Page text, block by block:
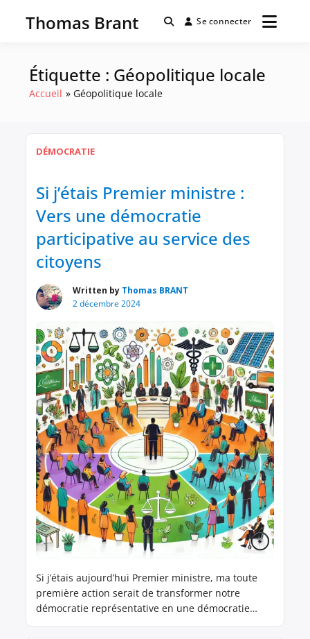
Thomas Brant Se connecter
Étiquette : Géopolitique locale
Accueil Géopolitique locale
DÉMOCRATIE
Si j’étais Premier ministre :
Vers une démocratie
participative au service des
citoyens
Written by Thomas BRANT
2 décembre 2024
Si j’étais aujourd’hui Premier ministre, ma toute
première action serait de transformer notre
démocratie représentative en une démocratie